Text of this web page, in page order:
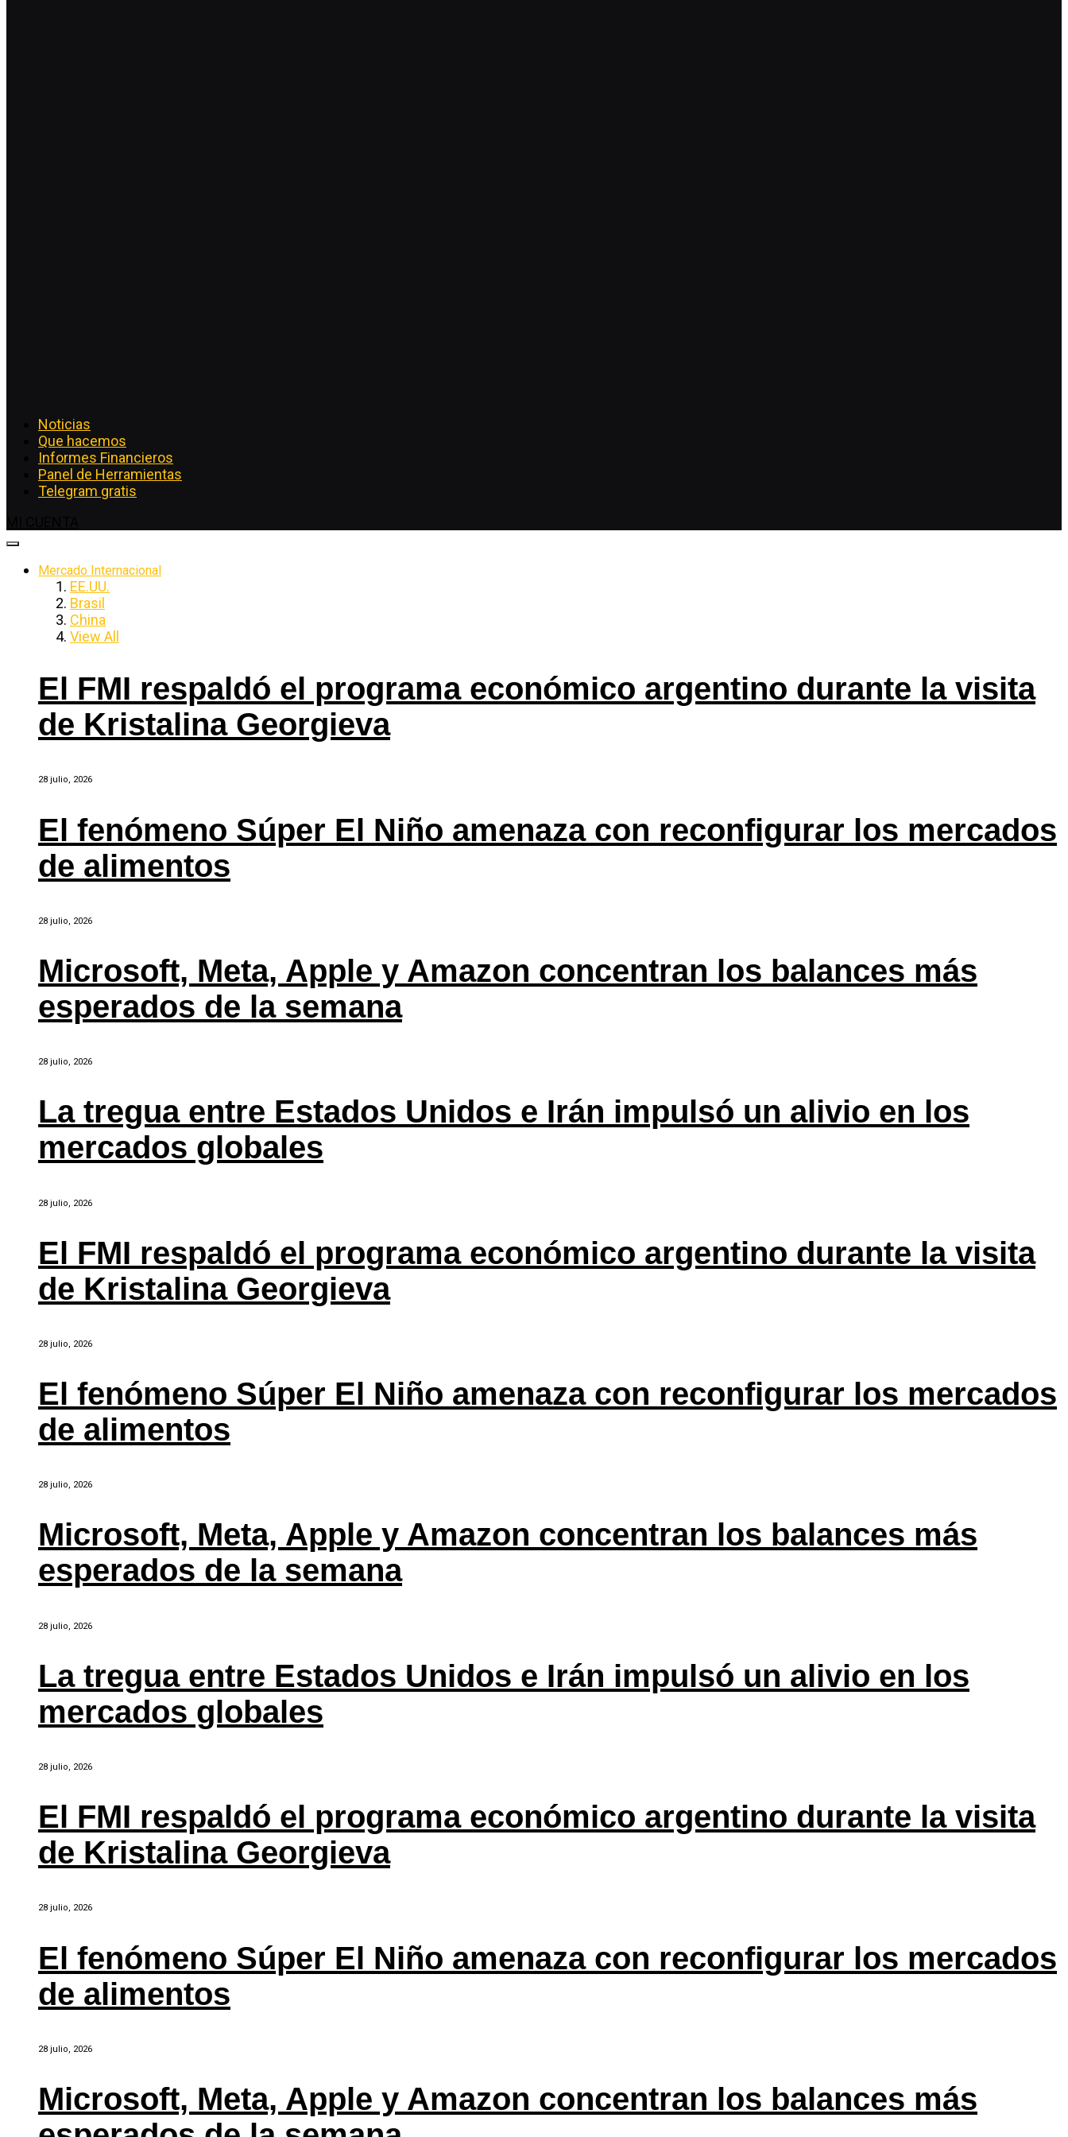
Noticias
Que hacemos
Informes Financieros
Panel de Herramientas
Telegram gratis
Mercado Internacional
EE.UU.
Brasil
China
View All
El FMI respaldó el programa económico argentino durante la visita
de Kristalina Georgieva
28 julio, 2026
El fenómeno Súper El Niño amenaza con reconfigurar los mercados
de alimentos
28 julio, 2026
Microsoft, Meta, Apple y Amazon concentran los balances más
esperados de la semana
28 julio, 2026
La tregua entre Estados Unidos e Irán impulsó un alivio en los
mercados globales
28 julio, 2026
El FMI respaldó el programa económico argentino durante la visita
de Kristalina Georgieva
28 julio, 2026
El fenómeno Súper El Niño amenaza con reconfigurar los mercados
de alimentos
28 julio, 2026
Microsoft, Meta, Apple y Amazon concentran los balances más
esperados de la semana
28 julio, 2026
La tregua entre Estados Unidos e Irán impulsó un alivio en los
mercados globales
28 julio, 2026
El FMI respaldó el programa económico argentino durante la visita
de Kristalina Georgieva
28 julio, 2026
El fenómeno Súper El Niño amenaza con reconfigurar los mercados
de alimentos
28 julio, 2026
Microsoft, Meta, Apple y Amazon concentran los balances más